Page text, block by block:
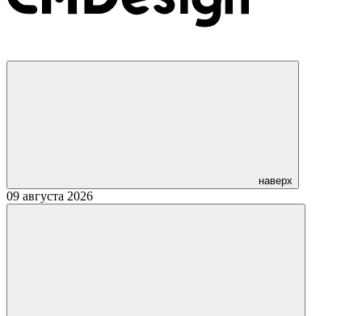
наверх
09 августа 2026